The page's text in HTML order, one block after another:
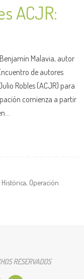
ACJR:
Malavia, autor
de autores
Robles (ACJR) para
comienza a partir
Histórica, Operación
RESERVADOS